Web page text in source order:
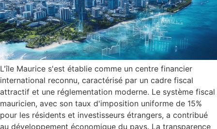
L'île Maurice s'est établie comme un centre financier
international reconnu, caractérisé par un cadre fiscal
attractif et une réglementation moderne. Le système fiscal
mauricien, avec son taux d'imposition uniforme de 15%
pour les résidents et investisseurs étrangers, a contribué
au développement économique du pays. La transparence